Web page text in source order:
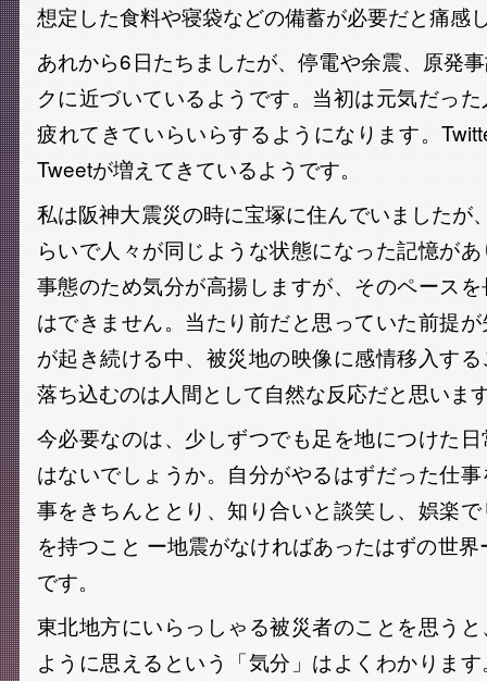
想定した食料や寝袋などの備蓄が必要だと痛感
あれから6日たちましたが、停電や余震、原発
クに近づいているようです。当初は元気だっ
疲れてきていらいらするようになります。
Tweetが増えてきているようです。
私は阪神大震災の時に宝塚に住んでいましたが
らいで人々が同じような状態になった記憶が
事態のため気分が高揚しますが、そのペース
はできません。当たり前だと思っていた前提
が起き続ける中、被災地の映像に感情移入す
落ち込むのは人間として自然な反応だと思いま
今必要なのは、少しずつでも足を地につけた
はないでしょうか。自分がやるはずだった仕
事をきちんととり、知り合いと談笑し、娯楽
を持つこと ー地震がなければあったはずの世
です。
東北地方にいらっしゃる被災者のことを思う
ように思えるという「気分」はよくわかりま